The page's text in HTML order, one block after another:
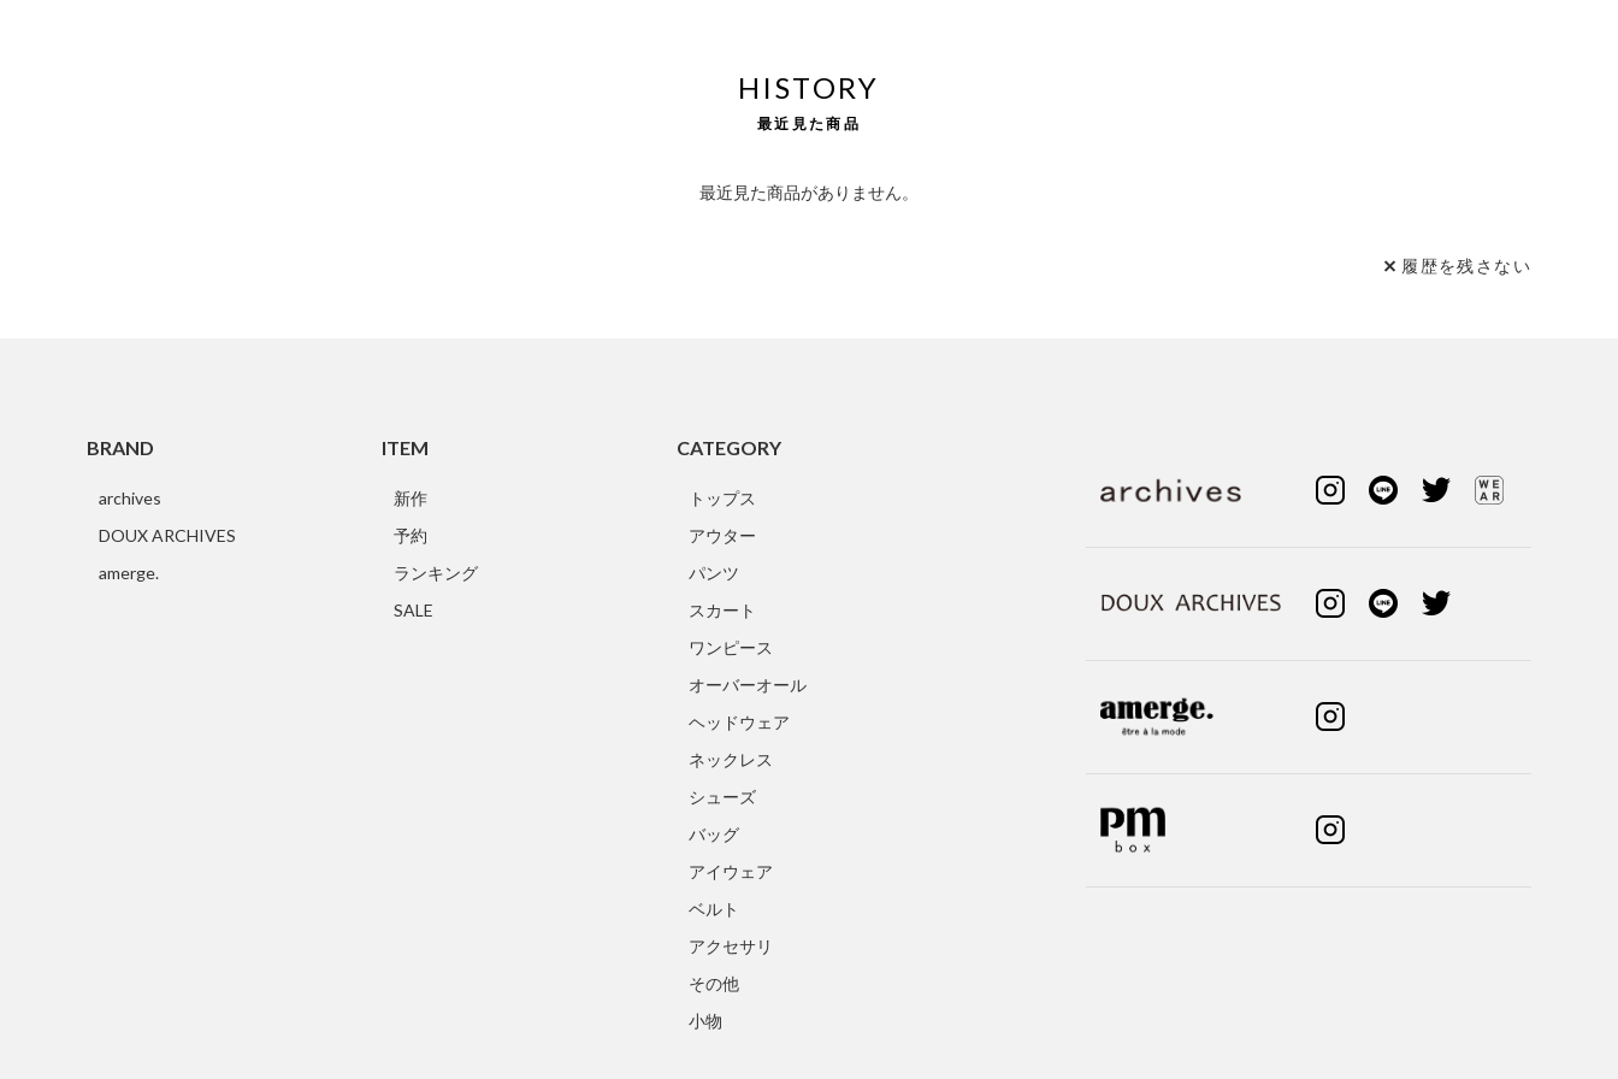
HISTORY
最近見た商品
最近見た商品がありません。
履歴を残さない
BRAND
archives
DOUX ARCHIVES
amerge.
ITEM
新作
予約
ランキング
SALE
CATEGORY
トップス
アウター
パンツ
スカート
ワンピース
オーバーオール
ヘッドウェア
ネックレス
シューズ
バッグ
アイウェア
ベルト
アクセサリ
その他
小物